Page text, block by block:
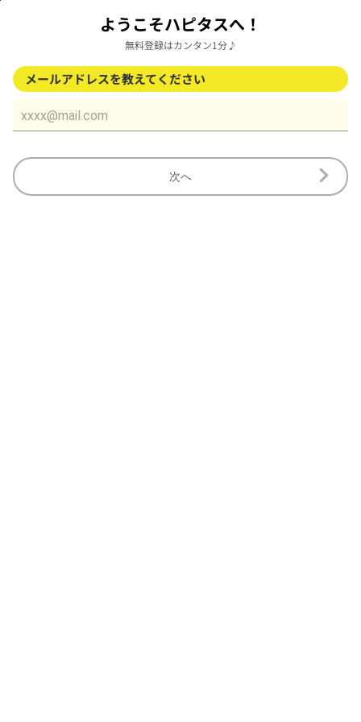
ようこそハピタスへ！
無料登録はカンタン1分♪
メールアドレスを教えてください
次へ